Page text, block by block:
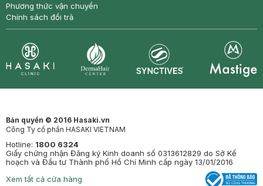
Phương thức vận chuyển
Chính sách đổi trả
Bản quyền © 2016 Hasaki.vn
Công Ty cổ phần HASAKI VIETNAM
Hotline: 1800 6324
Giấy chứng nhận Đăng ký Kinh doanh số 0313612829 do Sở Kế
hoạch và Đầu tư Thành phố Hồ Chí Minh cấp ngày 13/01/2016
Xem tất cả cửa hàng